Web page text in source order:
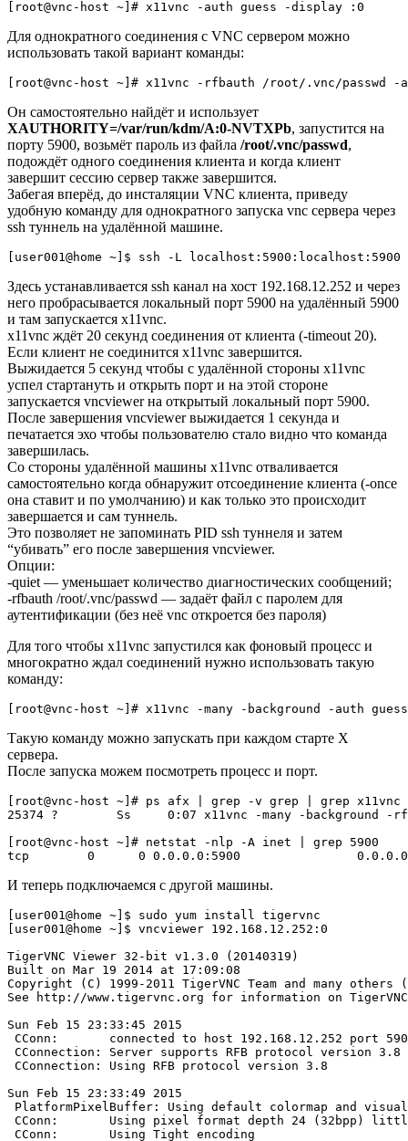
Для однократного соединения с VNC сервером можно
использовать такой вариант команды:
Он самостоятельно найдёт и использует
XAUTHORITY=/var/run/kdm/A:0-NVTXPb, запустится на
порту 5900, возьмёт пароль из файла /root/.vnc/passwd,
подождёт одного соединения клиента и когда клиент
завершит сессию сервер также завершится.
Забегая вперёд, до инсталяции VNC клиента, приведу
удобную команду для однократного запуска vnc сервера через
ssh туннель на удалённой машине.
Здесь устанавливается ssh канал на хост 192.168.12.252 и через
него пробрасывается локальный порт 5900 на удалённый 5900
и там запускается x11vnc.
x11vnc ждёт 20 секунд соединения от клиента (-timeout 20).
Если клиент не соединится x11vnc завершится.
Выжидается 5 секунд чтобы с удалённой стороны x11vnc
успел стартануть и открыть порт и на этой стороне
запускается vncviewer на открытый локальный порт 5900.
После завершения vncviewer выжидается 1 секунда и
печатается эхо чтобы пользователю стало видно что команда
завершилась.
Со стороны удалённой машины x11vnc отваливается
самостоятельно когда обнаружит отсоединение клиента (-once
она ставит и по умолчанию) и как только это происходит
завершается и сам туннель.
Это позволяет не запоминать PID ssh туннеля и затем
“убивать” его после завершения vncviewer.
Опции:
-quiet — уменьшает количество диагностических сообщений;
-rfbauth /root/.vnc/passwd — задаёт файл с паролем для
аутентификации (без неё vnc откроется без пароля)
Для того чтобы x11vnc запустился как фоновый процесс и
многократно ждал соединений нужно использовать такую
команду:
Такую команду можно запускать при каждом старте X
сервера.
После запуска можем посмотреть процесс и порт.
[root@vnc-host ~]# ps afx | grep -v grep | grep x11vnc
25374 ?        Ss     0:07 x11vnc -many -background -
[root@vnc-host ~]# netstat -nlp -A inet | grep 5900
И теперь подключаемся с другой машины.
[user001@home ~]$ sudo yum install tigervnc
[user001@home ~]$ vncviewer 192.168.12.252:0
TigerVNC Viewer 32-bit v1.3.0 (20140319)
Built on Mar 19 2014 at 17:09:08
Copyright (C) 1999-2011 TigerVNC Team and many others
See http://www.tigervnc.org for information on
Sun Feb 15 23:33:45 2015
CConn:       connected to host 192.168.12.252 port
CConnection: Server supports RFB protocol version 3.8
CConnection: Using RFB protocol version 3.8
Sun Feb 15 23:33:49 2015
PlatformPixelBuffer: Using default colormap and
CConn:       Using pixel format depth 24 (32bpp)